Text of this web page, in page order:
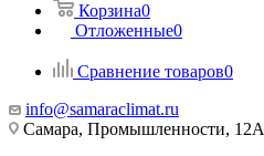
Корзина0
Отложенные0
Сравнение товаров0
info@samaraclimat.ru
Самара, Промышленности, 12А